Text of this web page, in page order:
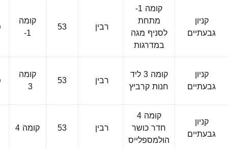
קניון
גבעתיים
קומה 1-
מתחת
לסניף מגה
במדרגות
רבין 53 קומה
1-
קניון
גבעתיים
קומה 3 ליד
חנות קרביץ רבין 53 קומה
3
קניון
גבעתיים
קומה 4
חדר כושר
הולמספלייס
רבין 53 קומה 4